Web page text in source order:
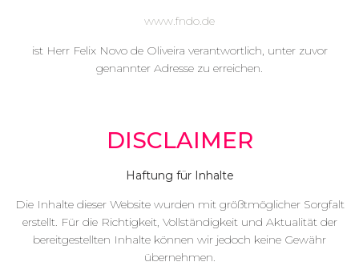
www.fndo.de
ist Herr Felix Novo de Oliveira verantwortlich, unter zuvor
genannter Adresse zu erreichen.
DISCLAIMER
Haftung für Inhalte
Die Inhalte dieser Website wurden mit größtmöglicher Sorgfalt
erstellt. Für die Richtigkeit, Vollständigkeit und Aktualität der
bereitgestellten Inhalte können wir jedoch keine Gewähr
übernehmen.